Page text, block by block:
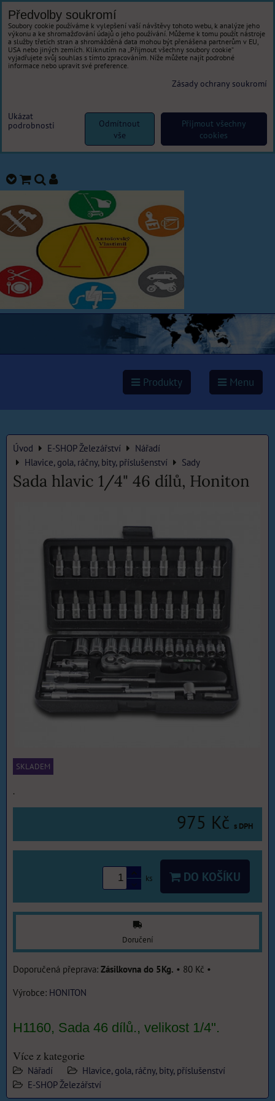
Produkty Menu
Úvod E-SHOP Železářství
Nářadí
Hlavice, gola, ráčny, bity, příslušenství
Sady
Sada hlavic 1/4" 46 dílů, Honiton
SKLADEM
.
975 Kč s DPH
ks DO KOŠÍKU
Doručení
Zásilkovna do 5Kg. • 80 Kč •
Výrobce: HONITON
H1160, Sada 46 dílů., velikost 1/4".
Více z kategorie
Nářadí
Hlavice, gola, ráčny, bity, příslušenství
E-SHOP Železářství
Předvolby soukromí
Soubory cookie používáme k vylepšení vaší návštěvy tohoto webu, k analýze jeho
výkonu a ke shromažďování údajů o jeho používání. Můžeme k tomu použít nástroje
a služby třetích stran a shromážděná data mohou být přenášena partnerům v EU,
USA nebo jiných zemích. Kliknutím na „Přijmout všechny soubory cookie“
vyjadřujete svůj souhlas s tímto zpracováním. Níže můžete najít podrobné
informace nebo upravit své preference.
Zásady ochrany soukromí
Ukázat
podrobnosti
Přijmout všechny
cookies
Odmítnout
vše